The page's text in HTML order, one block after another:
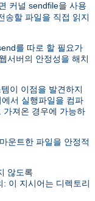
커널 sendfile을 사용
송할 파일을 직접 읽지
를 따로 할 필요가
서버의 안정성을 해치
이 이점을 발견하지
서 실행파일을 컴파
가져온 경우에 가능하
운트한 파일을 안정적
않도록
이 지시어는 디렉토리